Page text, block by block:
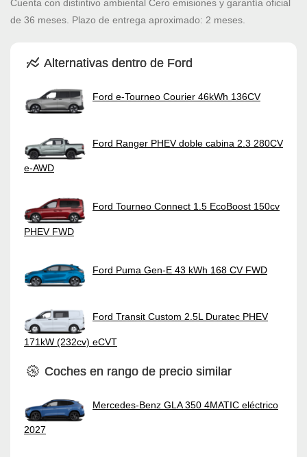
Cuenta con distintivo ambiental Cero emisiones y garantía oficial
de 36 meses. Plazo de entrega aproximado: 2 meses.
Alternativas dentro de Ford
Ford e-Tourneo Courier 46kWh 136CV
Ford Ranger PHEV doble cabina 2.3 280CV
e-AWD
Ford Tourneo Connect 1.5 EcoBoost 150cv
PHEV FWD
Ford Puma Gen-E 43 kWh 168 CV FWD
Ford Transit Custom 2.5L Duratec PHEV
171kW (232cv) eCVT
Coches en rango de precio similar
Mercedes-Benz GLA 350 4MATIC eléctrico
2027